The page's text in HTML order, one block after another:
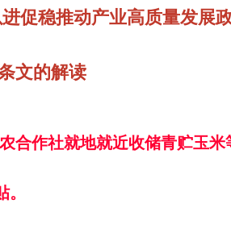
促稳推动产业高质量发展
文的解读
合作社就地就近收储青贮玉米